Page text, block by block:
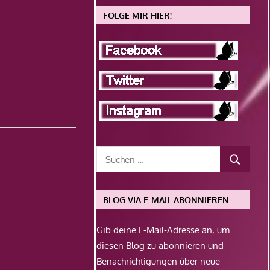
FOLGE MIR HIER!
BLOG VIA E-MAIL ABONNIEREN
Gib deine E-Mail-Adresse an, um
diesen Blog zu abonnieren und
Benachrichtigungen über neue